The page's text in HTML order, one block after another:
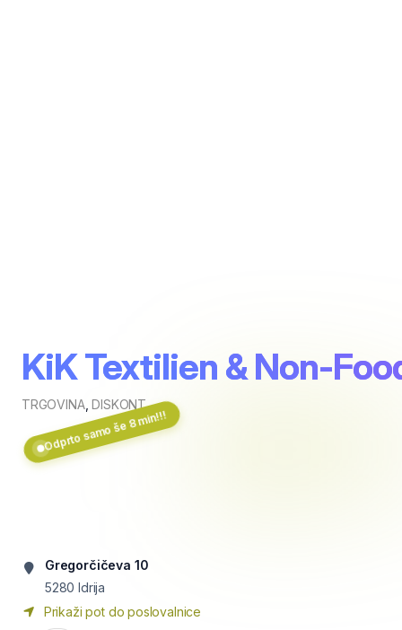
KiK Textilien & Non-
TRGOVINA,DISKONT
Odprto samo še 8 min!!!
Gregorčičeva 10
5280 Idrija
Prikaži pot do poslovalnice